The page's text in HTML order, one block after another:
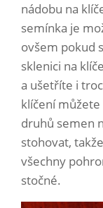
nádobu na
semínka je
ovšem pokud
sklenici na
a ušetříte i
klíčení
druhů semen
stohovat,
všechny
stočné.